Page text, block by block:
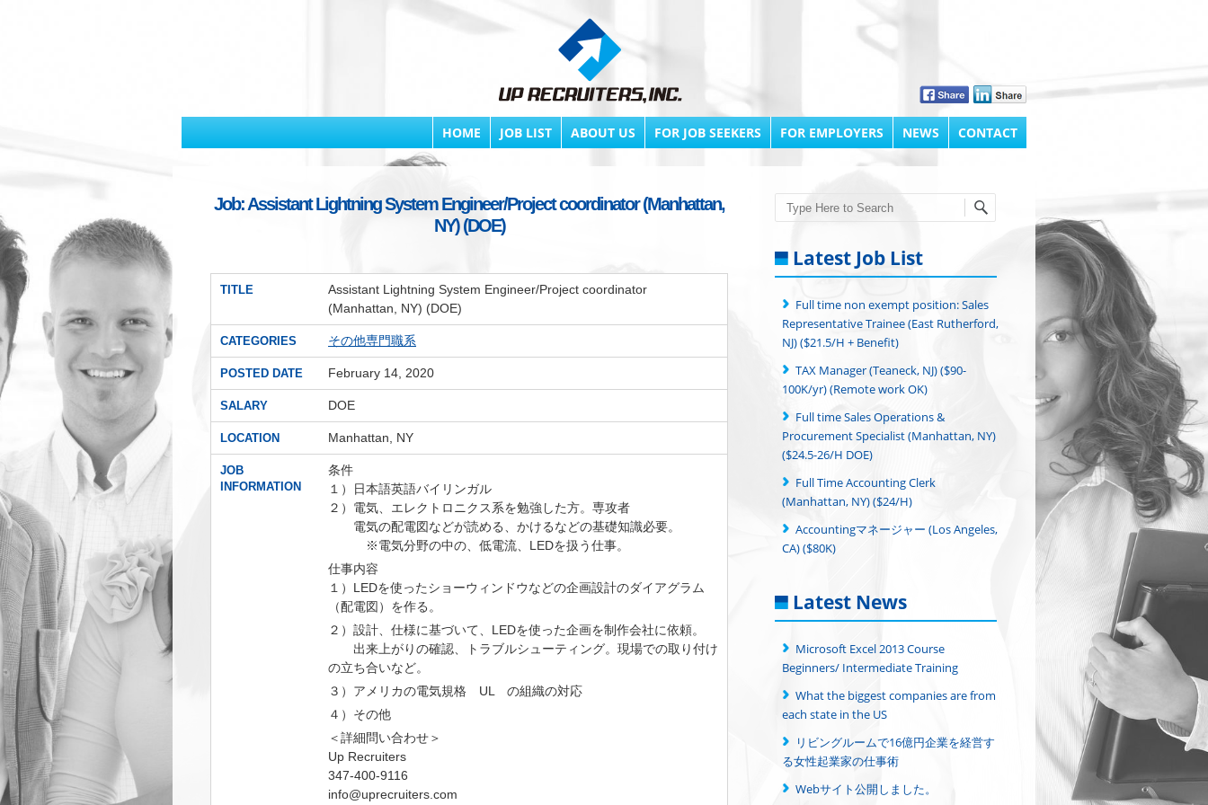
HOME JOB LIST ABOUT US FOR JOB SEEKERS FOR EMPLOYERS NEWS CONTACT
Job: Assistant Lightning System Engineer/Project coordinator (Manhattan,
NY) (DOE)
TITLE
Assistant Lightning System Engineer/Project coordinator
(Manhattan, NY) (DOE)
CATEGORIES その他専門職系
POSTED DATE February 14, 2020
SALARY DOE
LOCATION Manhattan, NY
JOB
INFORMATION
条件
１）日本語英語バイリンガル
２）電気、エレクトロニクス系を勉強した方。専攻者
電気の配電図などが読める、かけるなどの基礎知識必要。
※電気分野の中の、低電流、LEDを扱う仕事。
仕事内容
１）LEDを使ったショーウィンドウなどの企画設計のダイアグラム
（配電図）を作る。
２）設計、仕様に基づいて、LEDを使った企画を制作会社に依頼。
出来上がりの確認、トラブルシューティング。現場での取り付け
の立ち合いなど。
３）アメリカの電気規格 UL の組織の対応
４）その他
＜詳細問い合わせ＞
Up Recruiters
347-400-9116
info@uprecruiters.com
Search
Latest Job List
Full time non exempt position: Sales
Representative Trainee (East Rutherford,
NJ) ($21.5/H + Benefit)
TAX Manager (Teaneck, NJ) ($90-
100K/yr) (Remote work OK)
Full time Sales Operations &
Procurement Specialist (Manhattan, NY)
($24.5-26/H DOE)
Full Time Accounting Clerk
(Manhattan, NY) ($24/H)
Accountingマネージャー (Los Angeles,
CA) ($80K)
Latest News
Microsoft Excel 2013 Course
Beginners/ Intermediate Training
What the biggest companies are from
each state in the US
リビングルームで16億円企業を経営す
る女性起業家の仕事術
Webサイト公開しました。